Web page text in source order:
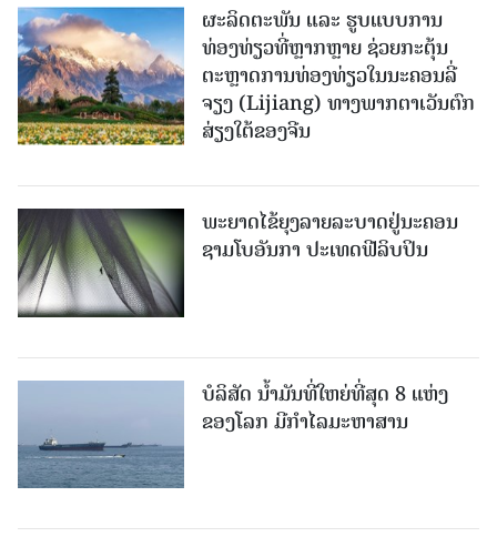
ຜະລິດຕະພັນ ແລະ ຮູບແບບການ
ທ່ອງທ່ຽວທີ່ຫຼາກຫຼາຍ ຊ່ວຍກະຕຸ້ນ
ຕະຫຼາດການທ່ອງທ່ຽວໃນນະຄອນລີ່
ຈຽງ (Lijiang) ທາງພາກຕາເວັນຕົກ
ສ່ຽງໃຕ້ຂອງຈີນ
ພະຍາດໄຂ້ຍຸງລາຍລະບາດຢູ່ນະຄອນ
ຊາມໂບ​ອັນກາ ປະເທດຟີລິບປິນ
ບໍລິສັດ ນ້ຳມັນທີ່ໃຫຍ່ທີ່ສຸດ 8 ແຫ່ງ
ຂອງໂລກ ມີກຳໄລມະຫາສານ